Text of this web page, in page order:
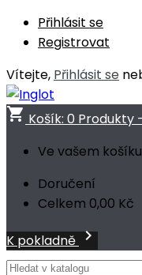
Přihlásit se
Registrovat
Vítejte, Přihlásit se
shopping_cart Košík: 0 Produkty
Ve vašem
Doručení
Celkem 0,00 Kč
K pokladně